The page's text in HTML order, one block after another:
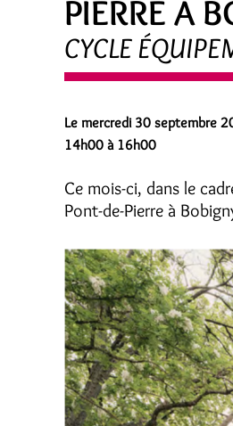
PIERRE À
CYCLE
Le mercredi 30 septembre
14h00 à 16h00
Ce mois-ci, dans le
Pont-de-Pierre à